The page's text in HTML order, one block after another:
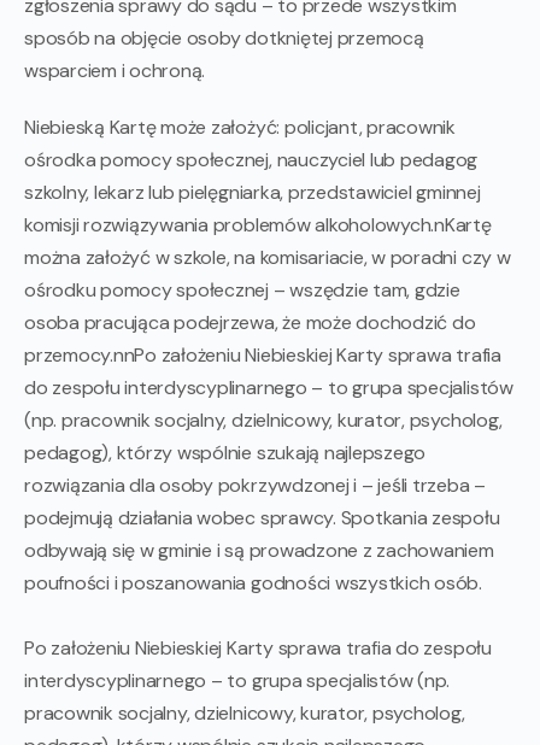
zgłoszenia sprawy do sądu – to przede wszystkim
sposób na objęcie osoby dotkniętej przemocą
wsparciem i ochroną.
Niebieską Kartę może założyć: policjant, pracownik
ośrodka pomocy społecznej, nauczyciel lub pedagog
szkolny, lekarz lub pielęgniarka, przedstawiciel gminnej
komisji rozwiązywania problemów alkoholowych.nKartę
można założyć w szkole, na komisariacie, w poradni czy w
ośrodku pomocy społecznej – wszędzie tam, gdzie
osoba pracująca podejrzewa, że może dochodzić do
przemocy.nnPo założeniu Niebieskiej Karty sprawa trafia
do zespołu interdyscyplinarnego – to grupa specjalistów
(np. pracownik socjalny, dzielnicowy, kurator, psycholog,
pedagog), którzy wspólnie szukają najlepszego
rozwiązania dla osoby pokrzywdzonej i – jeśli trzeba –
podejmują działania wobec sprawcy. Spotkania zespołu
odbywają się w gminie i są prowadzone z zachowaniem
poufności i poszanowania godności wszystkich osób.
Po założeniu Niebieskiej Karty sprawa trafia do zespołu
interdyscyplinarnego – to grupa specjalistów (np.
pracownik socjalny, dzielnicowy, kurator, psycholog,